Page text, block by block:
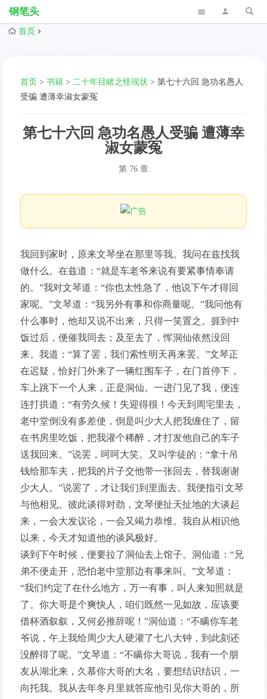
钢笔头
首页
首页 >书籍 >二十年目睹之怪现状 >第七十六回 急功名愚人
受骗 遭薄幸淑女蒙冤
第七十六回 急功名愚人受骗 遭薄幸
淑女蒙冤
第 76 章
我回到家时，原来文琴坐在那里等我。我问在兹找我
做什么。在兹道：“就是车老爷来说有要紧事情奉请
的。”我对文琴道：“你也太性急了，他说下午才得回
家呢。”文琴道：“我另外有事和你商量呢。”我问他有
什么事时，他却又说不出来，只得一笑置之。捱到中
饭过后，便催我同去；及至去了，恽洞仙依然没回
来。我道：“算了罢，我们索性明天再来罢。”文琴正
在迟疑，恰好门外来了一辆红围车子，在门首停下，
车上跳下一个人来，正是洞仙。一进门见了我，便连
连打拱道：“有劳久候！失迎得很！今天到周宅里去，
老中堂倒没有多差使，倒是叫少大人把我缠住了，留
在书房里吃饭，把我灌个稀醉，才打发他自己的车子
送我回来。”说罢，呵呵大笑。又叫学徒的：“拿十吊
钱给那车夫，把我的片子交他带一张回去，替我谢谢
少大人。”说罢了，才让我们到里面去。我便指引文琴
与他相见。彼此谈得对劲，文琴便扯天扯地的大谈起
来，一会大发议论，一会又竭力恭维。我自从相识他
以来，今天才知道他的谈风极好。
谈到下午时候，便要拉了洞仙去上馆子。洞仙道：“兄
弟不便走开，恐怕老中堂那边有事来叫。”文琴道：
“我们约定了在什么地方，万一有事，叫人来知照就是
了。你大哥是个爽快人，咱们既然一见如故，应该要
借杯酒叙叙，又何必推辞呢！”洞仙道：“不瞒你车老
爷说，午上我给周少大人硬灌了七八大钟，到此刻还
没醉得了呢。”文琴道：“不瞒你大哥说，我有一个朋
友从湖北来，久慕你大哥的大名，要想结识结识，一
向托我。我从去年冬月里就答应他引见你大哥的，所